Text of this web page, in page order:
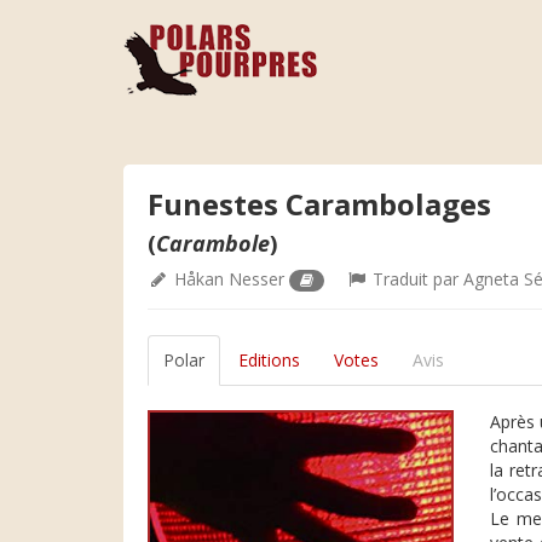
Funestes Carambolages
(Carambole)
Håkan Nesser Traduit parAgneta
Polar Editions Votes Avis
Après
la
Le